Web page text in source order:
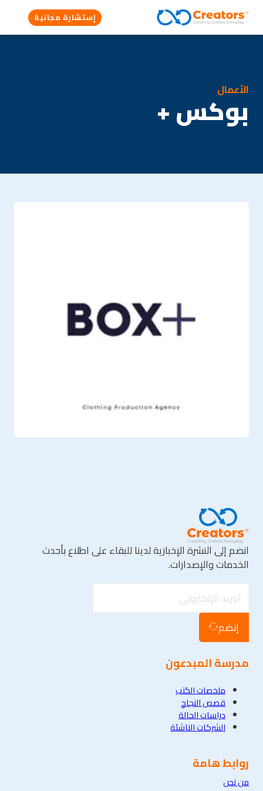
إستشارة مجانية
الأعمال
بوكس +
انضم إلى النشرة الإخبارية لدينا للبقاء على اطلاع بأحدث
الخدمات والإصدارات.
إنضم
مدرسة المبدعون
ملخصات الكتب
قصص النجاح
دراسات الحالة
الشركات الناشئة
روابط هامة
من نحن